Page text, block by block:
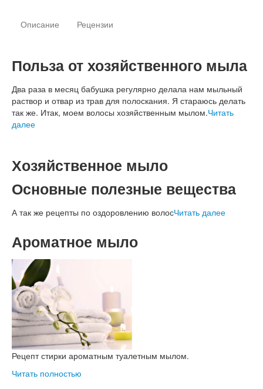
Описание Рецензии
Польза от хозяйственного мыла
Два раза в месяц бабушка регулярно делала нам мыльный
раствор и отвар из трав для полоскания. Я стараюсь делать
так же. Итак, моем волосы хозяйственным мылом.Читать
далее
Хозяйственное мыло
Основные полезные вещества
А так же рецепты по оздоровлению волосЧитать далее
Ароматное мыло
Рецепт стирки ароматным туалетным мылом.
Читать полностью